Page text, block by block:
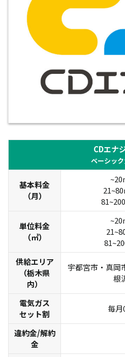
CDエナ
ベーシッ
基本料金
（月）
単位料金
（㎥）
供給エリア
（栃木県
内）
宇都宮市・真岡
根
電気ガス
セット割
毎月
違約金/解約
金